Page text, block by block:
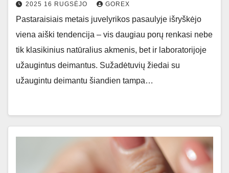
2025 16 RUGSĖJO GOREX
Pastaraisiais metais juvelyrikos pasaulyje išryškėjo
viena aiški tendencija – vis daugiau porų renkasi nebe
tik klasikinius natūralius akmenis, bet ir laboratorijoje
užaugintus deimantus. Sužadėtuvių žiedai su
užaugintu deimantu šiandien tampa…